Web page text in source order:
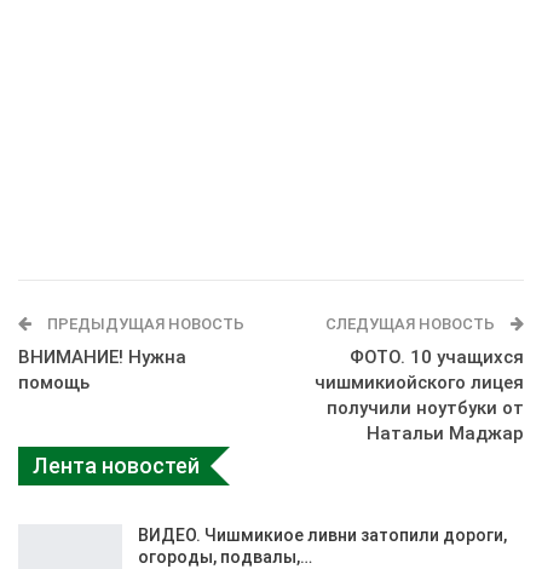
ПРЕДЫДУЩАЯ НОВОСТЬ
ВНИМАНИЕ! Нужна
помощь
СЛЕДУЩАЯ НОВОСТЬ
ФОТО. 10 учащихся
чишмикиойского лицея
получили ноутбуки от
Натальи Маджар
Лента новостей
ВИДЕО. Чишмикиое ливни затопили дороги,
огороды, подвалы,…